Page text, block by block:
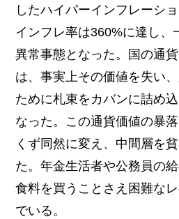
したハイパーインフレーシ
インフレ率は360%に達し、
異常事態となった。国の通
は、事実上その価値を失い
ために札束をカバンに詰め
なった。この通貨価値の暴
くず同然に変え、中間層を
た。年金生活者や公務員の
食料を買うことさえ困難な
でいる。